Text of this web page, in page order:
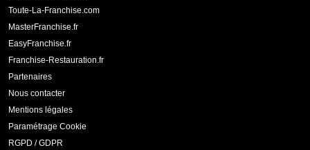
Toute-La-Franchise.com
MasterFranchise.fr
EasyFranchise.fr
Franchise-Restauration.fr
Partenaires
Nous contacter
Mentions légales
Paramétrage Cookie
RGPD / GDPR